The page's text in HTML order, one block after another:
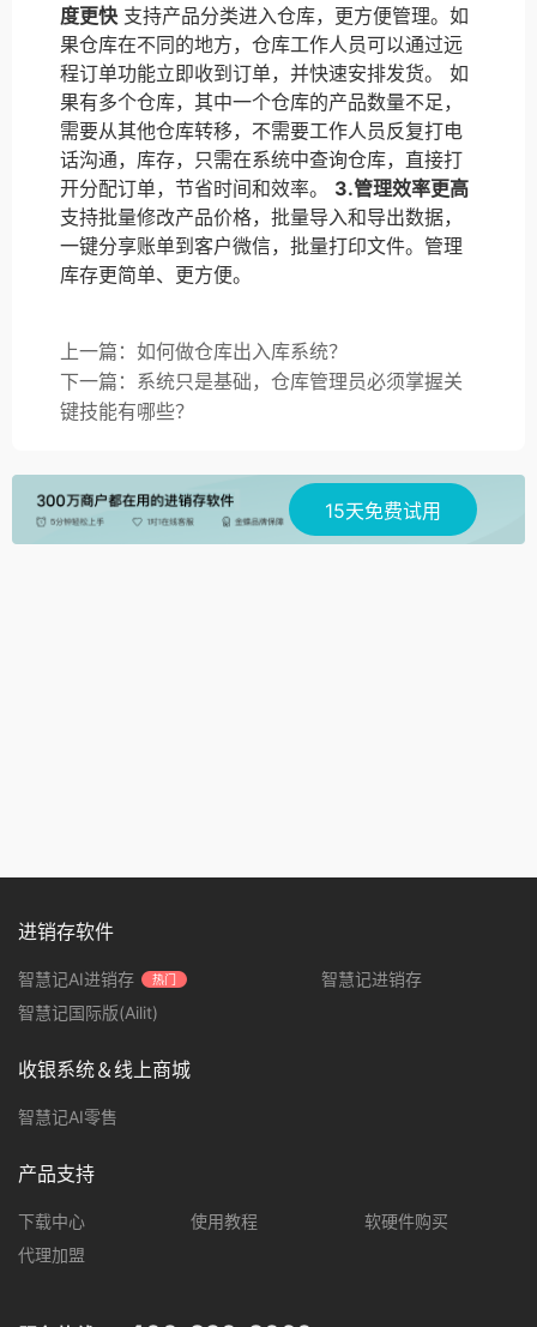
度更快 支持产品分类进入仓库，更方便管理。如
果仓库在不同的地方，仓库工作人员可以通过远
程订单功能立即收到订单，并快速安排发货。 如
果有多个仓库，其中一个仓库的产品数量不足，
需要从其他仓库转移，不需要工作人员反复打电
话沟通，库存，只需在系统中查询仓库，直接打
开分配订单，节省时间和效率。 3.管理效率更高
支持批量修改产品价格，批量导入和导出数据，
一键分享账单到客户微信，批量打印文件。管理
库存更简单、更方便。
上一篇：如何做仓库出入库系统？
下一篇：系统只是基础，仓库管理员必须掌握关
键技能有哪些？
15天免费试用
进销存软件
智慧记AI进销存 热门
智慧记进销存
智慧记国际版(Ailit)
收银系统＆线上商城
智慧记AI零售
产品支持
下载中心 使用教程
软硬件购买
代理加盟